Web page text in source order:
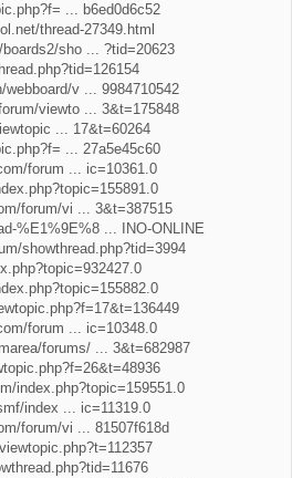
... b6ed0d6c52
thread-27349.html
sho ... ?tid=20623
webboard/v ... 9984710542
viewto ... 3&t=175848
... 17&t=60264
... 27a5e45c60
forum ... ic=10361.0
forum/vi ... 3&t=387515
%E1%9E%8 ... INO-ONLINE
showthread.php?tid=3994
forum ... ic=10348.0
forums/ ... 3&t=682987
index.php?topic=159551.0
index ... ic=11319.0
forum/vi ... 81507f618d